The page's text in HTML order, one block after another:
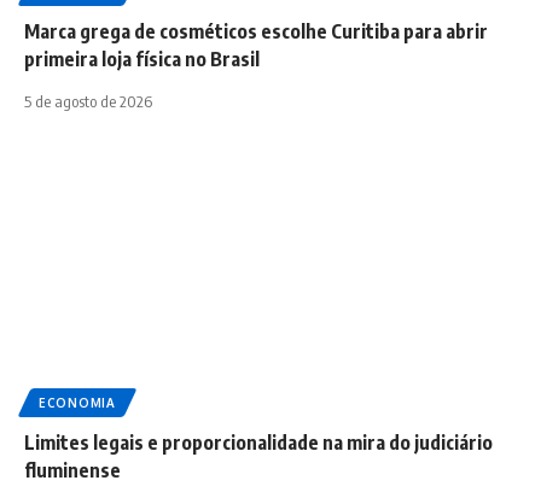
Marca grega de cosméticos escolhe Curitiba para abrir
primeira loja física no Brasil
5 de agosto de 2026
ECONOMIA
Limites legais e proporcionalidade na mira do judiciário
fluminense